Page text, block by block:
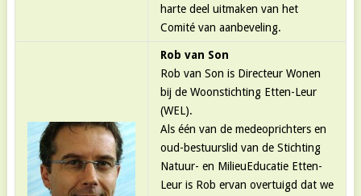
harte deel uitmaken van het
Comité van aanbeveling.
Rob van Son
Rob van Son is Directeur Wonen
bij de Woonstichting Etten-Leur
(WEL).
Als één van de medeoprichters en
oud-bestuurslid van de Stichting
Natuur- en MilieuEducatie Etten-
Leur is Rob ervan overtuigd dat we